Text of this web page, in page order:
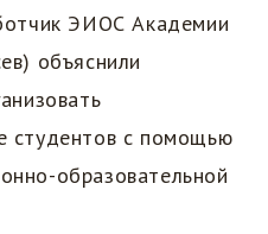
ЭИОС Академии
объяснили
студентов с помощью
образовательной